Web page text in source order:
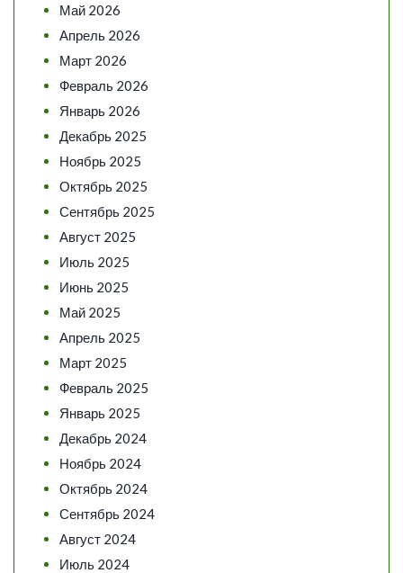
Май 2026
Апрель 2026
Март 2026
Февраль 2026
Январь 2026
Декабрь 2025
Ноябрь 2025
Октябрь 2025
Сентябрь 2025
Август 2025
Июль 2025
Июнь 2025
Май 2025
Апрель 2025
Март 2025
Февраль 2025
Январь 2025
Декабрь 2024
Ноябрь 2024
Октябрь 2024
Сентябрь 2024
Август 2024
Июль 2024